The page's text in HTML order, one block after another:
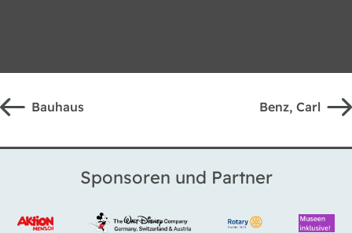
Bauhaus Benz, Carl
Sponsoren und Partner